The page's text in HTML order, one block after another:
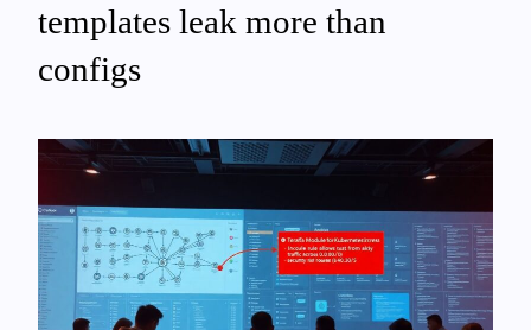
templates leak more than
configs